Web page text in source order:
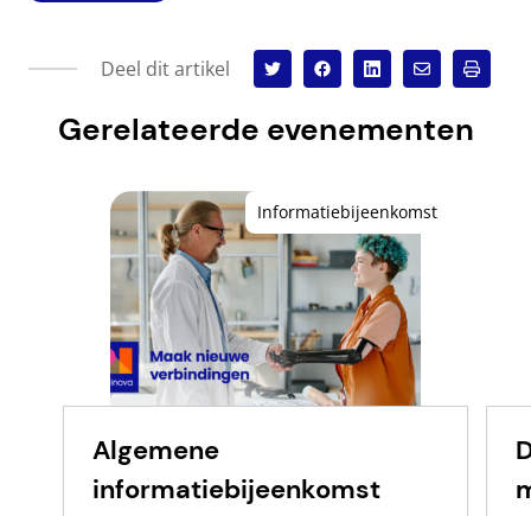
Deel dit artikel
Gerelateerde evenementen
Algemene
informatiebijeenkomst
Informatiebijeenkomst